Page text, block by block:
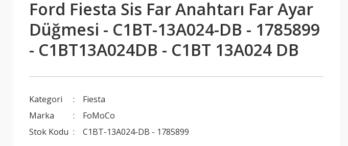
Ford Fiesta Sis Far Anahtarı Far Ayar
Düğmesi - C1BT-13A024-DB - 1785899
- C1BT13A024DB - C1BT 13A024 DB
Kategori
Fiesta
Marka
FoMoCo
Stok Kodu
C1BT-13A024-DB - 1785899